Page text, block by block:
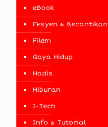
eBook
Fesyen & Kecantikan
Filem
Gaya Hidup
Hadis
Hiburan
I-Tech
Info & Tutorial